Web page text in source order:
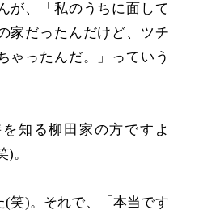
が、「私のうちに面して
家だったんだけど、ツチ
ゃったんだ。」っていう
知る柳田家の方ですよ
。
笑)。それで、「本当です